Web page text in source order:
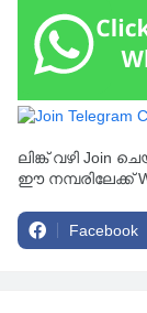
ലിങ്ക് വഴി Join
ഈ നമ്പരിലേക്ക്
Facebook